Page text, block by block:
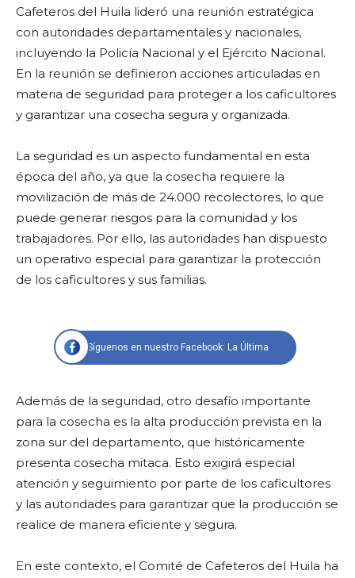
Cafeteros del Huila lideró una reunión estratégica
con autoridades departamentales y nacionales,
incluyendo la Policía Nacional y el Ejército Nacional.
En la reunión se definieron acciones articuladas en
materia de seguridad para proteger a los caficultores
y garantizar una cosecha segura y organizada.
La seguridad es un aspecto fundamental en esta
época del año, ya que la cosecha requiere la
movilización de más de 24.000 recolectores, lo que
puede generar riesgos para la comunidad y los
trabajadores. Por ello, las autoridades han dispuesto
un operativo especial para garantizar la protección
de los caficultores y sus familias.
Síguenos en nuestro Facebook: La Última
Además de la seguridad, otro desafío importante
para la cosecha es la alta producción prevista en la
zona sur del departamento, que históricamente
presenta cosecha mitaca. Esto exigirá especial
atención y seguimiento por parte de los caficultores
y las autoridades para garantizar que la producción se
realice de manera eficiente y segura.
En este contexto, el Comité de Cafeteros del Huila ha